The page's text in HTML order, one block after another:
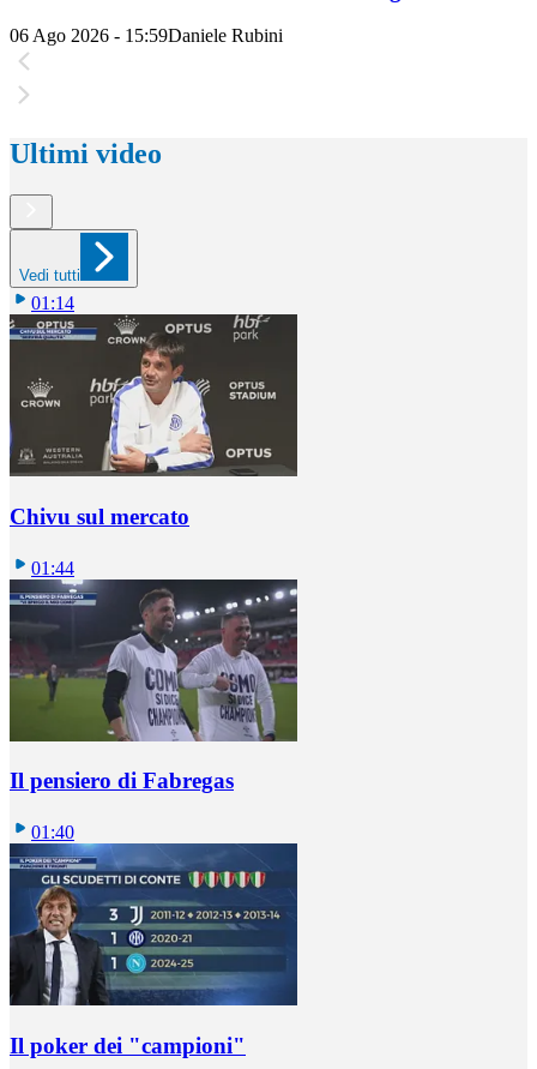
06 Ago 2026 - 15:59Daniele Rubini
Ultimi video
Vedi tutti
01:14
Chivu sul mercato
01:44
Il pensiero di Fabregas
01:40
Il poker dei "campioni"